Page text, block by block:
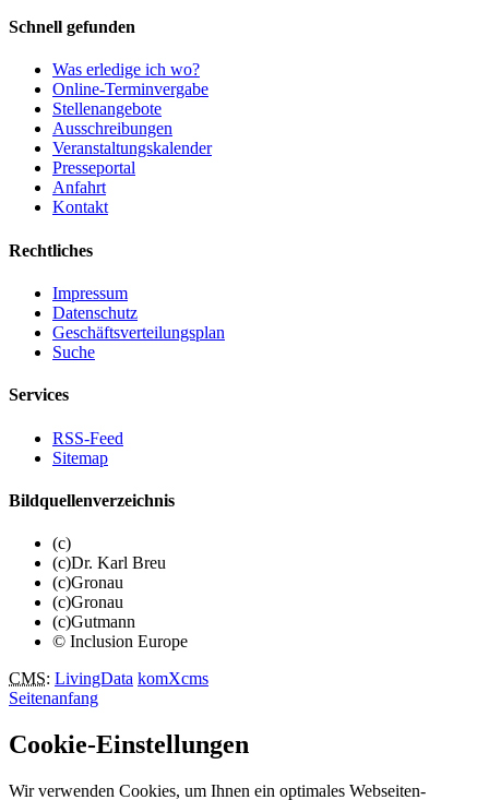
Schnell gefunden
Was erledige ich wo?
Online-Terminvergabe
Stellenangebote
Ausschreibungen
Veranstaltungskalender
Presseportal
Anfahrt
Kontakt
Rechtliches
Impressum
Datenschutz
Geschäftsverteilungsplan
Suche
Services
RSS-Feed
Sitemap
Bildquellenverzeichnis
(c)
(c)Dr. Karl Breu
(c)Gronau
(c)Gronau
(c)Gutmann
© Inclusion Europe
CMS: LivingData komXcms
Seitenanfang
Cookie-Einstellungen
Wir verwenden Cookies, um Ihnen ein optimales Webseiten-